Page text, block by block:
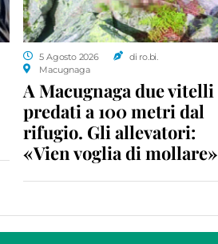
5 Agosto 2026
di ro.bi.
Macugnaga
A Macugnaga due vitelli
predati a 100 metri dal
rifugio. Gli allevatori:
«Vien voglia di mollare»